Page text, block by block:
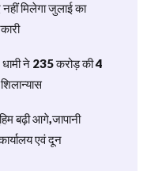
मिलेगा जुलाई का
धामी ने 235 करोड़ की 4
बढ़ी आगे,जापानी
एवं दून